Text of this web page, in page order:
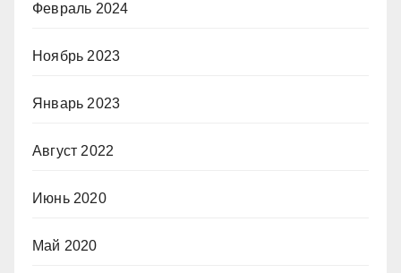
Февраль 2024
Ноябрь 2023
Январь 2023
Август 2022
Июнь 2020
Май 2020